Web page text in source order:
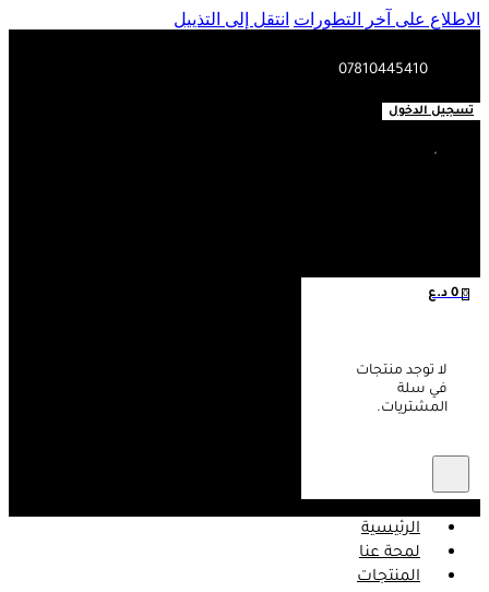
الاطلاع على آخر التطورات انتقل إلى التذييل
07810445410
تسجيل الدخول
0
0 د.ع
لا توجد منتجات
في سلة
المشتريات.
الرئيسية
لمحة عنا
المنتجات